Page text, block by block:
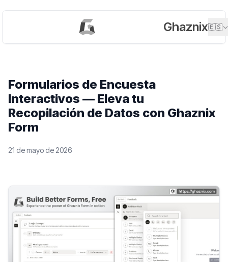
Ghaznix🇪🇸
Formularios de Encuesta
Interactivos — Eleva tu
Recopilación de Datos con Ghaznix
Form
21 de mayo de 2026